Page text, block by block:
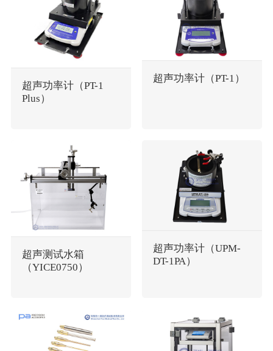
超声功率计（PT-1
Plus）
超声功率计（PT-1）
超声测试水箱
（YICE0750）
超声功率计（UPM-
DT-1PA）